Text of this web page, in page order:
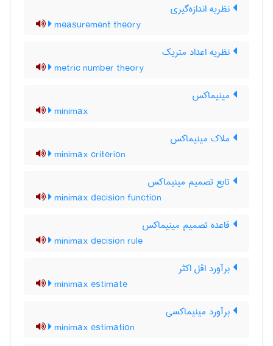
نظریه اندازه‌گیری
measurement theory
نظریه اعداد متریک
metric number theory
مینیماکس
minimax
ملاک مینیماکس
minimax criterion
تابع تصمیم مینیماکس
minimax decision function
قاعده تصمیم مینیماکس
minimax decision rule
برآورد اقل اکثر
minimax estimate
برآورد مینیماکسی
minimax estimation